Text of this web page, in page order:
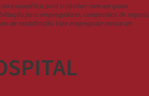
esquelética para trabalhar com um grupo
para empregadores, companhias de seguros
de reabilitação. Este empregador possui um